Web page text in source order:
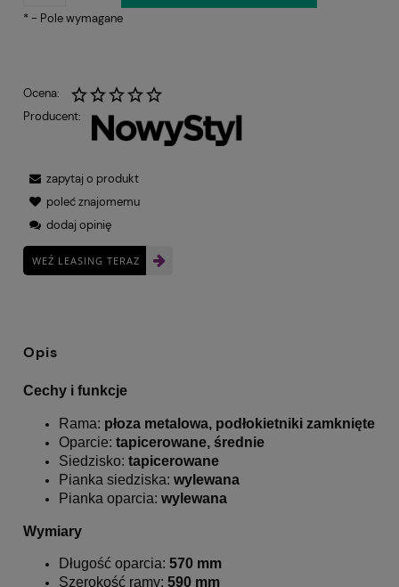
*- Pole wymagane
Ocena:
Producent:
zapytaj o produkt
poleć znajomemu
dodaj opinię
WEŹ LEASING TERAZ
Opis
Cechy i funkcje
Rama: płoza metalowa, podłokietniki zamknięte
Oparcie: tapicerowane, średnie
Siedzisko: tapicerowane
Pianka siedziska: wylewana
Pianka oparcia: wylewana
Wymiary
Długość oparcia: 570 mm
Szerokość ramy: 590 mm